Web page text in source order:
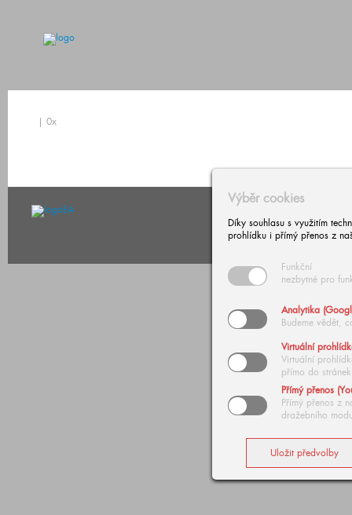
Výběr cookies
Díky souhlasu s využitím
prohlídku i přímý přenos z
Funkční
nezbytné pro
Analytika
Budeme vědět,
Virtuální
Virtuální
přímo do stránek
Přímý přenos
Přímý přenos z
dražebního
| 0x